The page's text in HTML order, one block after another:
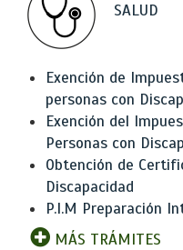
SALUD
Exención de
personas con
Exención del
Personas con
Obtención de
Discapacidad
P.I.M Preparación
MÁS TRÁMITES